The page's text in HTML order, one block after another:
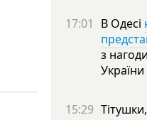
17:01 В Одесі
з
України
15:29